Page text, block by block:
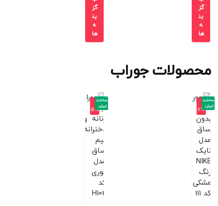
گز
ین
ه
ها
گز
ین
ه
ها
محصولات جوراب
-1
6%
ساخت
ایران
-1
5%
ساخت
ایران